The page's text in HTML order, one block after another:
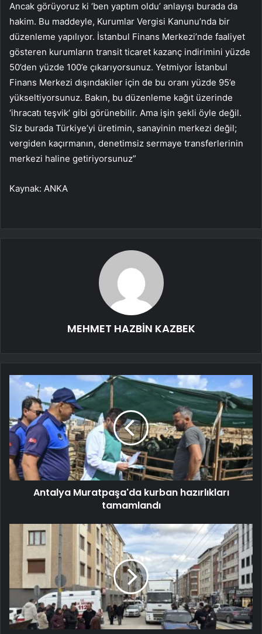
Ancak görüyoruz ki ‘ben yaptım oldu’ anlayışı burada da
hakim. Bu maddeyle, Kurumlar Vergisi Kanunu’nda bir
düzenleme yapılıyor. İstanbul Finans Merkezi’nde faaliyet
gösteren kurumların transit ticaret kazanç indirimini yüzde
50’den yüzde 100’e çıkarıyorsunuz. Yetmiyor İstanbul
Finans Merkezi dışındakiler için de bu oranı yüzde 95’e
yükseltiyorsunuz. Bakın, bu düzenleme kağıt üzerinde
‘ihracatı teşvik’ gibi görünebilir. Ama işin şekli öyle değil.
Siz burada Türkiye’yi üretimin, sanayinin merkezi değil;
vergiden kaçırmanın, denetimsiz sermaye transferlerinin
merkezi haline getiriyorsunuz”
Kaynak: ANKA
MEHMET HAZBİN KAZBEK
Antalya Muratpaşa'da kurban hazırlıkları
tamamlandı